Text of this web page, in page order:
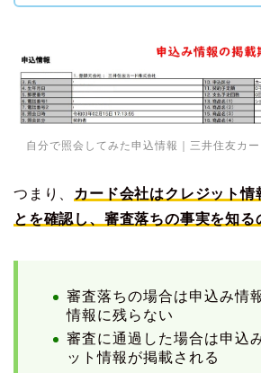
自分で照会してみた申込情報｜三井住友カ
つまり、
カード会社はクレジット情
とを確認し、審査落ちの事実を知る
審査落ちの場合は申込み情
情報に残らない
審査に通過した場合は申込
ット情報が掲載される